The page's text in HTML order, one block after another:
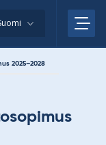
2025–2028